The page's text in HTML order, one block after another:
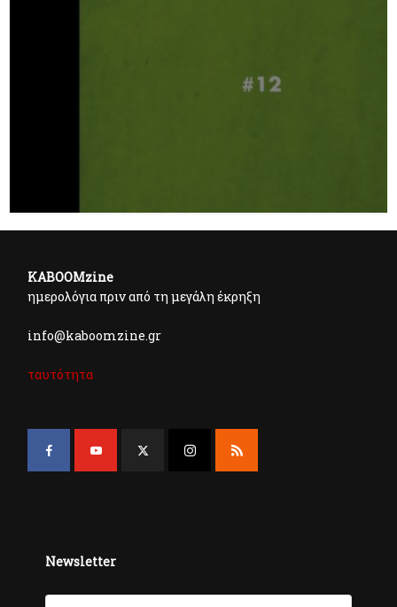
KABOOMzine
ημερολόγια πριν από τη μεγάλη έκρηξη
info@kaboomzine.gr
ταυτότητα
Newsletter